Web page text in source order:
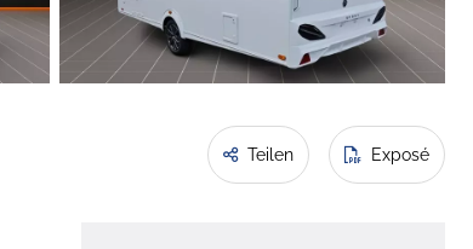
Teilen Exposé